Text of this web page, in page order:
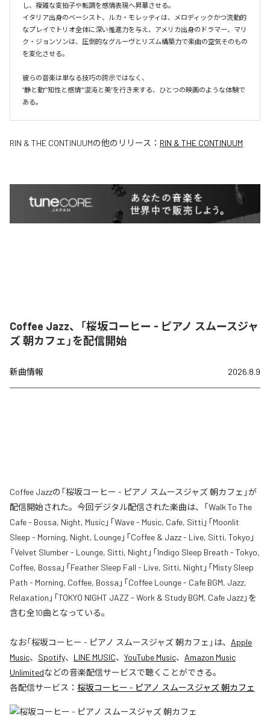
し、複雑な変拍子や転調を感情表現へ昇華させる。
イタリア出身のベーシスト、ルカ・モレッティは、メロディックかつ流動的
なプレイでトリオ全体に深い推進力を与え、アメリカ出身のドラマー、マリ
ク・ジョンソンは、圧倒的なグルーヴとリズム構築力で楽曲の空気そのもの
を変化させる。
彼らの音楽は単なる技巧の誇示ではなく、
“静と動”“知性と感情”“混沌と美”を行き来する、ひとつの映画のような体験で
ある。
RIN & THE CONTINUUMの他のリリース： RIN & THE CONTINUUM
Coffee Jazz、「桜坂コーヒー - ピアノ スムースジャ
ズ 朝カフェ」を配信開始
新曲情報 2026.8.9
Coffee Jazzの「桜坂コーヒー - ピアノ スムースジャズ 朝カフェ」が
配信開始された。今回デジタル配信された楽曲は、「Walk To The
Cafe - Bossa, Night, Music」「Wave - Music, Cafe, Sitti」「Moonlit
Sleep - Morning, Night, Lounge」「Coffee & Jazz - Live, Sitti, Tokyo」
「Velvet Slumber - Lounge, Sitti, Night」「Indigo Sleep Breath - Tokyo,
Coffee, Bossa」「Feather Sleep Fall - Live, Sitti, Night」「Misty Sleep
Path - Morning, Coffee, Bossa」「Coffee Lounge - Cafe BGM, Jazz,
Relaxation」「TOKYO NIGHT JAZZ - Work & Study BGM, Cafe Jazz」を
含む全10曲となっている。
なお「桜坂コーヒー - ピアノ スムースジャズ 朝カフェ 」は、 Apple
Music、 Spotify、 LINE MUSIC、 YouTube Music、 Amazon Music
Unlimitedなどの音楽配信サービスで聴くことができる。
各配信サービス： 桜坂コーヒー - ピアノ スムースジャズ 朝カフェ